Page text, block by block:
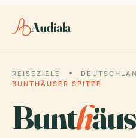
Audiala
REISEZIELE
BUNTHÄUSER SPITZE
Bunth